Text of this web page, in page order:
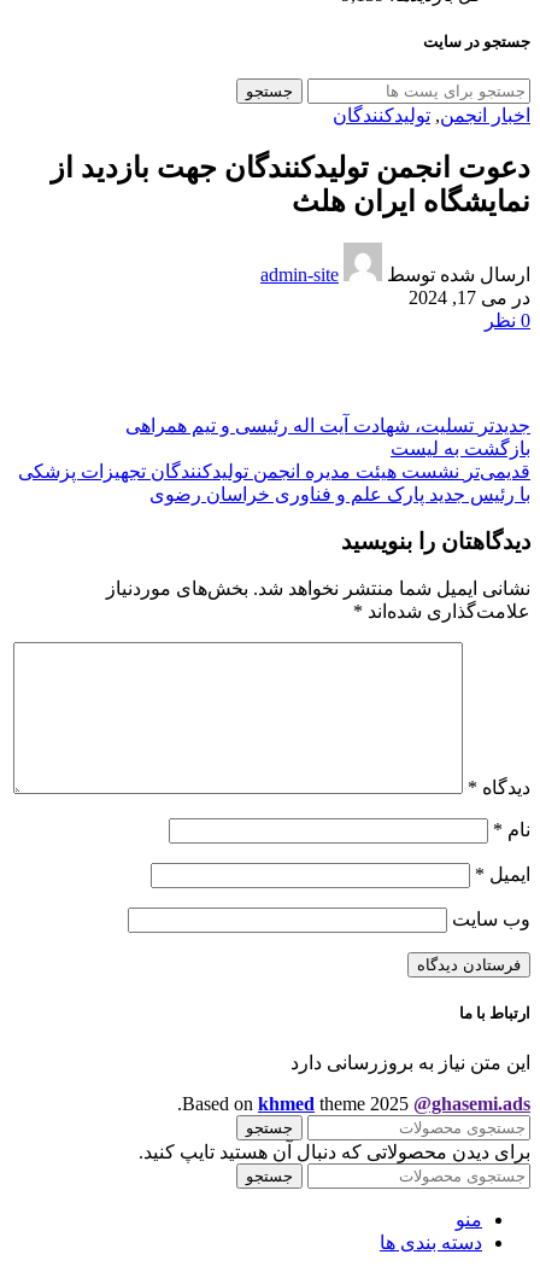
جستجو در سایت
جستجو
اخبار انجمن, تولیدکنندگان
دعوت انجمن تولیدکنندگان جهت بازدید از
نمایشگاه ایران هلث
ارسال شده توسط
admin-site
در می 17, 2024
0 نظر
جدیدتر تسلیت، شهادت آیت اله رئیسی و تیم همراهی
بازگشت به لیست
قدیمی‌تر نشست هیئت مدیره انجمن تولیدکنندگان تجهیزات پزشکی
با رئیس جدید پارک علم و فناوری خراسان رضوی
دیدگاهتان را بنویسید
نشانی ایمیل شما منتشر نخواهد شد. بخش‌های موردنیاز
علامت‌گذاری شده‌اند *
دیدگاه *
نام *
ایمیل *
وب‌ سایت
ارتباط با ما
این متن نیاز به بروزرسانی دارد
Based on khmed theme 2025 @ghasemi.ads
.
جستجو
برای دیدن محصولاتی که دنبال آن هستید تایپ کنید.
جستجو
منو
دسته بندی ها